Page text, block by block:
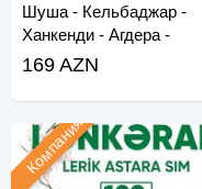
Шуша - Кельбаджар -
Ханкенди - Агдера -
Суговушан - Агдам - Хо
169 AZN
Компания